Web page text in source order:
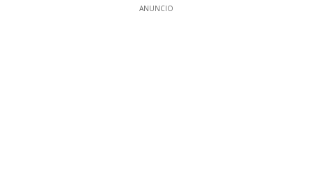
ANUNCIO